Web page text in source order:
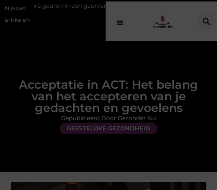
Nieuwe
artikelen
in een geurverspreider Duizeligheid begrijpen: wanneer uw
Acceptatie in ACT: Het belang
van het accepteren van je
gedachten en gevoelens
GEESTELIJKE GEZONDHEID
Gepubliceerd Door Gezonder Nu